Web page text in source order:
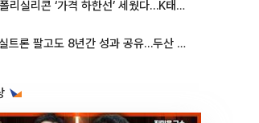
美 폴리실리콘 ‘가격 하한선’ 세웠다…K태양광 수혜 기대
SK실트론 팔고도 8년간 성과 공유…두산 인수대금 2.3조가 끝 아냐